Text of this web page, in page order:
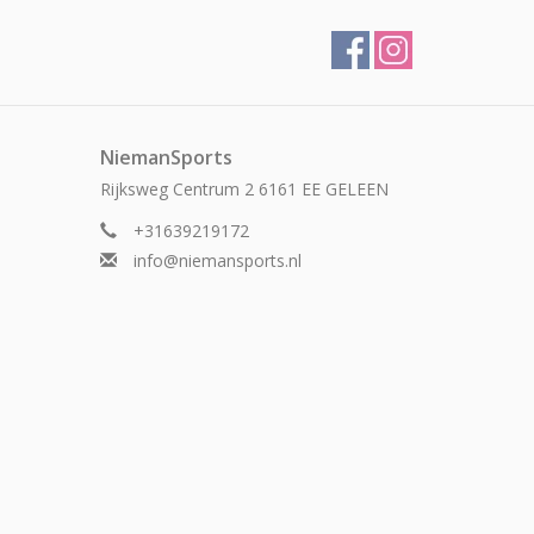
NiemanSports
Rijksweg Centrum 2 6161 EE GELEEN
+31639219172
info@niemansports.nl